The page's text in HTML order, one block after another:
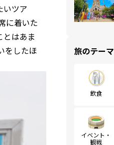
いツア
に着いた
とはあま
をしたほ
旅のテーマ
飲食
イベント・
観戦